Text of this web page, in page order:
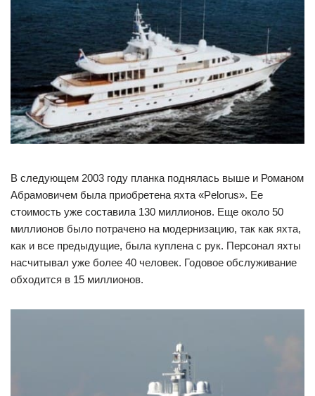
В следующем 2003 году планка поднялась выше и Романом
Абрамовичем была приобретена яхта «Pelorus». Ее
стоимость уже составила 130 миллионов. Еще около 50
миллионов было потрачено на модернизацию, так как яхта,
как и все предыдущие, была куплена с рук. Персонал яхты
насчитывал уже более 40 человек. Годовое обслуживание
обходится в 15 миллионов.